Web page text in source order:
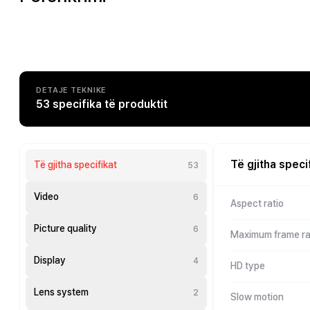
DETAJE TEKNIKE
53 specifika të produktit
Të gjitha specifikat 53
Video 6
Picture quality 6
Display 4
Lens system 2
Të gjitha
Aspect ratio
Maximum frame
HD type
Slow motion